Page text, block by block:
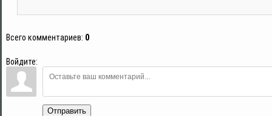
Всего комментариев: 0
Войдите:
Отправить